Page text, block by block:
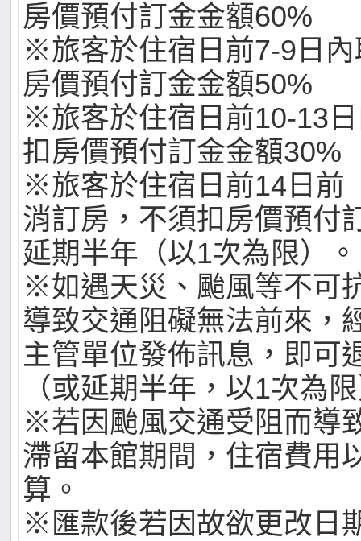
房價預付訂金金額60%
※旅客於住宿日前7-9日
房價預付訂金金額50%
※旅客於住宿日前10-13
扣房價預付訂金金額30%
※旅客於住宿日前14日前
消訂房，不須扣房價預付
延期半年（以1次為限）。
※如遇天災、颱風等不可
導致交通阻礙無法前來，
主管單位發佈訊息，即可
（或延期半年，以1次為
※若因颱風交通受阻而導
滯留本館期間，住宿費用
算。
※匯款後若因故欲更改日